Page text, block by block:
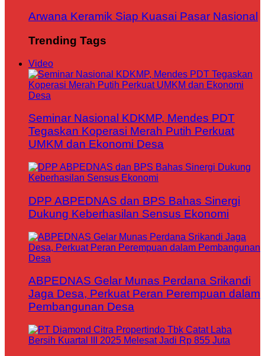
Arwana Keramik Siap Kuasai Pasar Nasional
Trending Tags
Video
Seminar Nasional KDKMP, Mendes PDT
Tegaskan Koperasi Merah Putih Perkuat
UMKM dan Ekonomi Desa
DPP ABPEDNAS dan BPS Bahas Sinergi
Dukung Keberhasilan Sensus Ekonomi
ABPEDNAS Gelar Munas Perdana Srikandi
Jaga Desa, Perkuat Peran Perempuan dalam
Pembangunan Desa